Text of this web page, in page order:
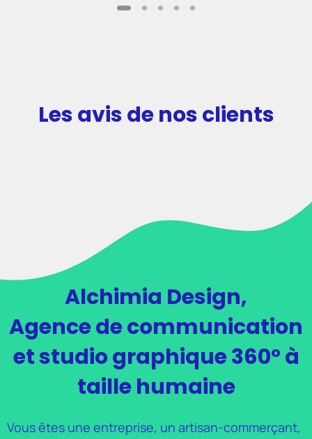
Les avis de nos clients
Alchimia Design,
Agence de communication
et studio graphique 360° à
taille humaine
Vous êtes une entreprise, un artisan-commerçant,